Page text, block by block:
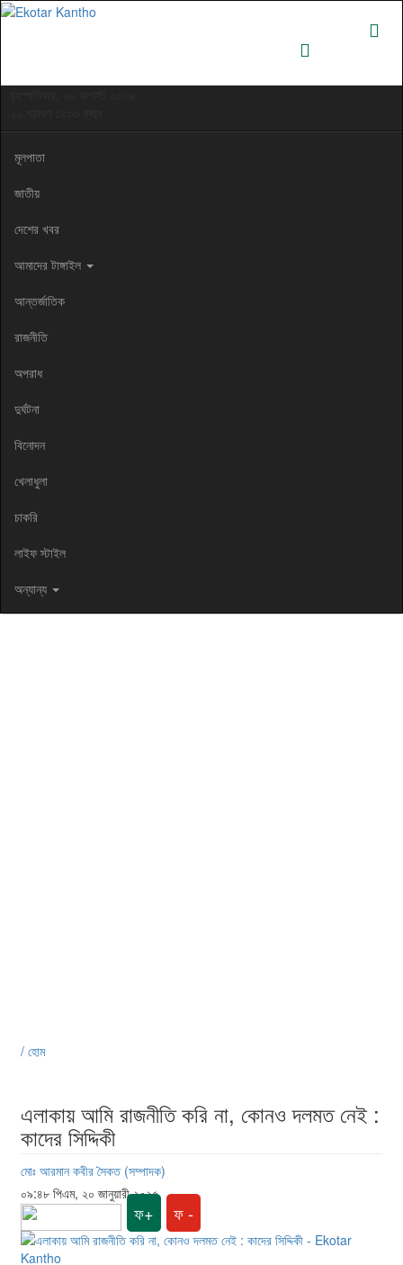
মূলপাতা
জাতীয়
দেশের খবর
আমাদের টাঙ্গাইল
আন্তর্জাতিক
রাজনীতি
অপরাধ
দুর্ঘটনা
বিনোদন
খেলাধুলা
চাকরি
লাইফ স্টাইল
অন্যান্য
/ হোম
এলাকায় আমি রাজনীতি করি না, কোনও দলমত নেই :
কাদের সিদ্দিকী
মোঃ আরমান কবীর সৈকত (সম্পাদক)
০৯:৪৮ পিএম, ২০ জানুয়ারী ২০২৫
ফ+ ফ -